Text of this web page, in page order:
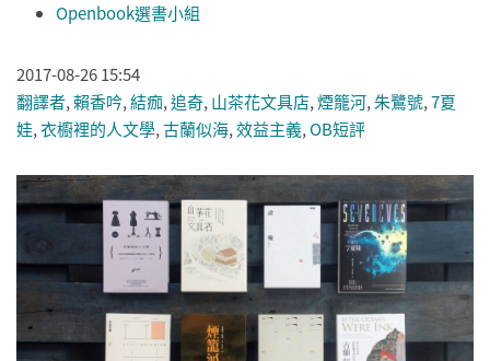
Openbook選書小組
2017-08-26 15:54
翻譯者,賴香吟,結痂,追奇, 山茶花文具店,煙籠河, 朱鷺號,7夏
娃,衣櫥裡的人文學,古蘭似海,效益主義,OB短評